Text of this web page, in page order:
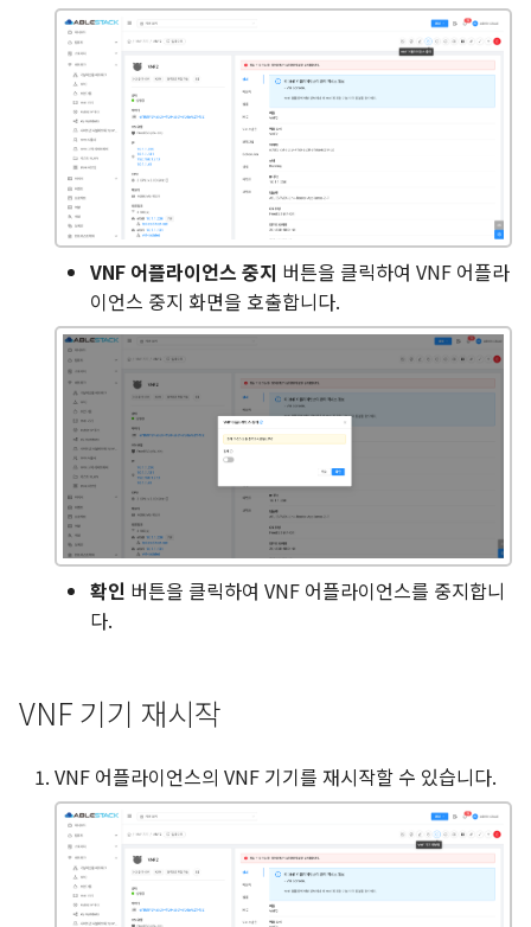
VNF 어플라이언스 중지 버튼을 클릭하여 VNF 어플라
이언스 중지 화면을 호출합니다.
확인 버튼을 클릭하여 VNF 어플라이언스를 중지합니
다.
VNF 기기 재시작
VNF 어플라이언스의 VNF 기기를 재시작할 수 있습니다.